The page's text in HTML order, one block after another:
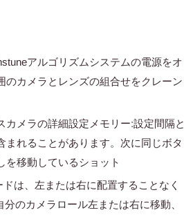
アルゴリズムシステムの電源をオ
のカメラとレンズの組合せをクレーン
メラの詳細設定メモリー:設定間隔と
まれることがあります。次に同じボタ
を移動しているショット
は、左または右に配置することなく
のカメラロール左または右に移動、